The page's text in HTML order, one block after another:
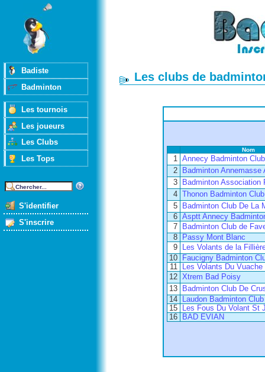
Badiste
Badminton
Les tournois
Les joueurs
Les Clubs
Les Tops
S'identifier
S'inscrire
Les clubs de
Nom
1 Annecy Badminton Club
2
Badminton Annemasse
3
Badminton Association
4
Thonon Badminton Club
5
Badminton Club De La
6 Asptt Annecy
7
Badminton Club de
8
Passy Mont Blanc
9
Les Volants de la
10
Faucigny Badminton
11
Les Volants Du Vuache
12 Xtrem Bad Poisy
13
Badminton Club De
14
Laudon Badminton
15
Les Fous Du Volant St
16
BAD EVIAN